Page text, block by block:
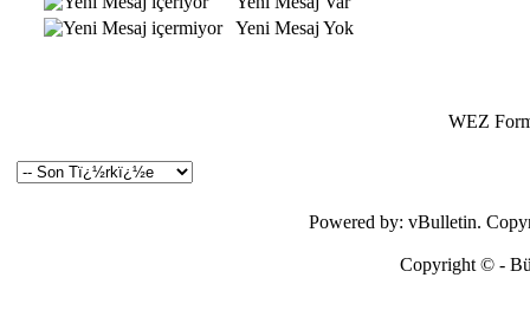
Yeni Mesaj Yok
WEZ
Powered by: vBulletin.
Copyright © -